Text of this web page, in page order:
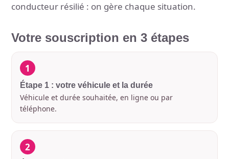
conducteur résilié : on gère chaque situation.
Votre souscription en 3 étapes
1
Étape 1 : votre véhicule et la durée
Véhicule et durée souhaitée, en ligne ou par
téléphone.
2